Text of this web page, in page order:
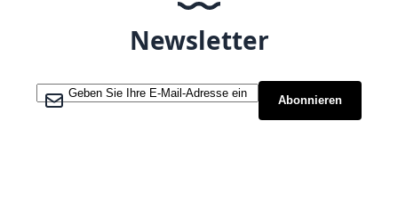
Newsletter
Melden Sie sich für unseren Newsletter an:
Abonnieren